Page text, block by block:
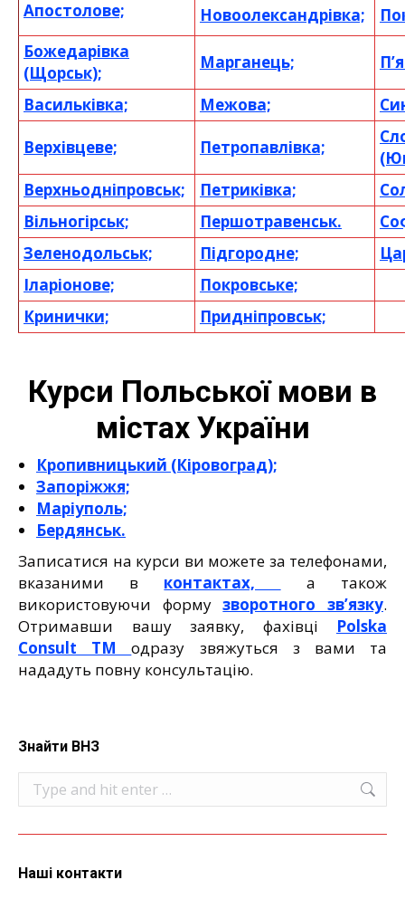
Апостолове; Новоолександрівка;
Божедарівка
(Щорськ);
Марганець;
Васильківка; Межова;
Верхівцеве; Петропавлівка;
Верхньодніпровськ;
Петриківка;
Вільногірськ;
Першотравенськ.
Зеленодольськ;
Підгородне;
Іларіонове;
Покровське;
Кринички;
Придніпровськ;
Курси Польської мови в
містах України
Кропивницький (Кіровоград);
Запоріжжя;
Маріуполь;
Бердянськ.
Записатися на курси ви можете за телефонами,
вказаними в контактах,
а також
використовуючи формузворотного зв’язку.
Отримавши вашу заявку, фахівці Polska
Consult TMодразу звяжуться з вами та
нададуть повну консультацію.
Знайти ВНЗ
Search:
Наші контакти